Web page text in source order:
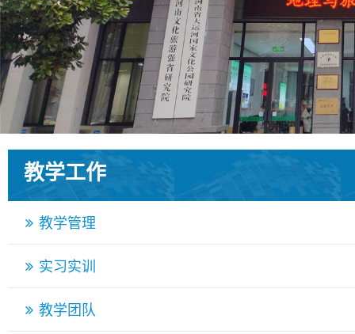
教学工作
教学管理
实习实训
教学团队